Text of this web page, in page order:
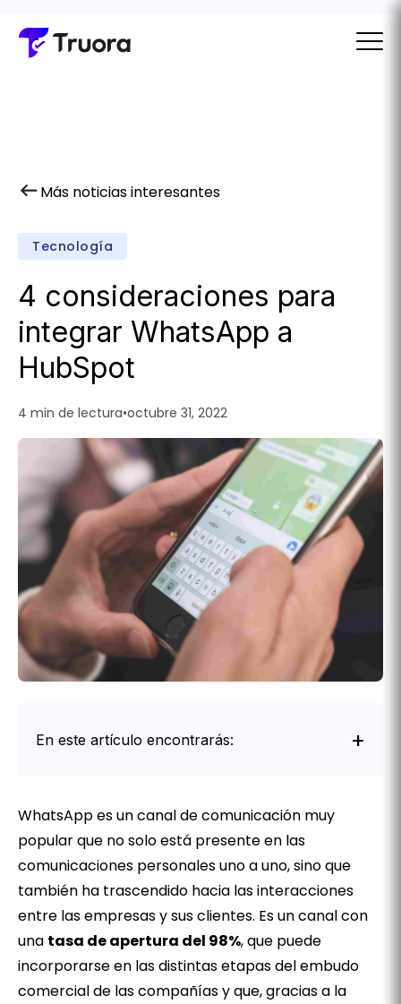
Más noticias interesantes
Tecnología
4 consideraciones para
integrar WhatsApp a
HubSpot
4 min de lectura•octubre 31, 2022
En este artículo encontrarás:
WhatsApp es un canal de comunicación muy
popular que no solo está presente en las
comunicaciones personales uno a uno, sino que
también ha trascendido hacia las interacciones
entre las empresas y sus clientes. Es un canal con
una tasa de apertura del 98%, que puede
incorporarse en las distintas etapas del embudo
comercial de las compañías y que, gracias a la